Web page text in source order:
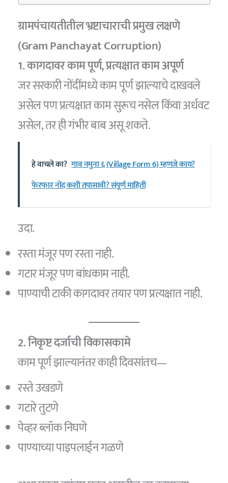
ग्रामपंचायतीतील भ्रष्टाचाराची प्रमुख लक्षणे
(Gram Panchayat Corruption)
1. कागदावर काम पूर्ण, प्रत्यक्षात काम अपूर्ण
जर सरकारी नोंदींमध्ये काम पूर्ण झाल्याचे दाखवले
असेल पण प्रत्यक्षात काम सुरूच नसेल किंवा अर्धवट
असेल, तर ही गंभीर बाब असू शकते.
हे वाचले का? गाव नमुना ६ (Village Form 6) म्हणजे काय?
फेरफार नोंद कशी तपासावी? संपूर्ण माहिती
उदा.
रस्ता मंजूर पण रस्ता नाही.
गटार मंजूर पण बांधकाम नाही.
पाण्याची टाकी कागदावर तयार पण प्रत्यक्षात नाही.
2. निकृष्ट दर्जाची विकासकामे
काम पूर्ण झाल्यानंतर काही दिवसांतच—
रस्ते उखडणे
गटारे तुटणे
पेव्हर ब्लॉक निघणे
पाण्याच्या पाइपलाईन गळणे